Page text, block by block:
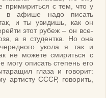
примириться с тем, что у
в афише надо писать
и ты увидишь, как он
этот рубеж – он все-
а я студентка. Но она
укола я так и
не можете смириться с
описать степень его
глаза и говорит:
артисту СССР, говорить,